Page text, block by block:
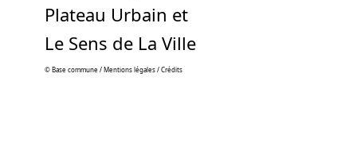
Plateau Urbain et
Le Sens de La Ville
© Base commune /Mentions légales/Crédits